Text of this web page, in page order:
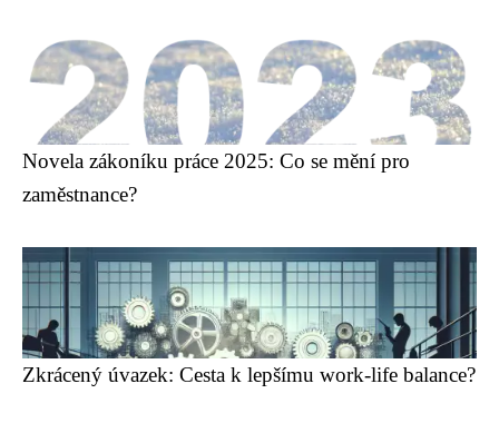
Novela zákoníku práce 2025: Co se mění pro
zaměstnance?
Zkrácený úvazek: Cesta k lepšímu work-life balance?